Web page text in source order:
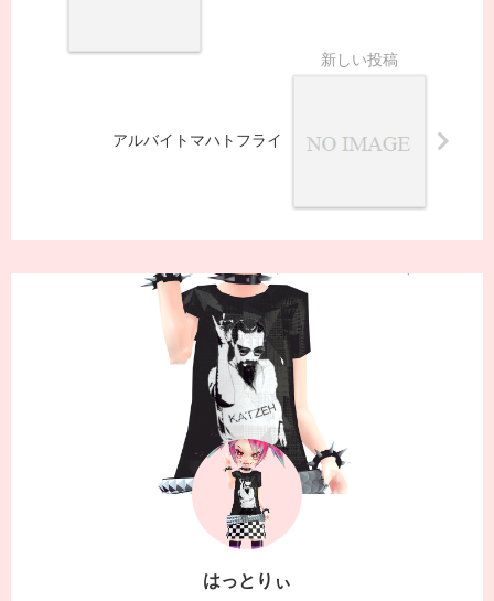
アルバイトマハトフライ
はっとりぃ